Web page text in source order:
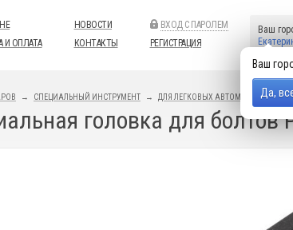
И ОПЛАТА
НОВОСТИ
КОНТАКТЫ
ВХОД С ПАРОЛЕМ
РЕГИСТРАЦИЯ
Ваш
Ваш
Да,
СПЕЦИАЛЬНЫЙ ИНСТРУМЕНТ ДЛЯ ЛЕГКОВЫХ АВТОМОБИЛЕЙ
головка для болтов